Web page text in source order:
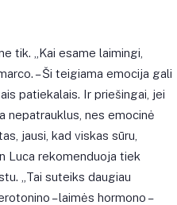
tik. „Kai esame laimingi,
– Ši teigiama emocija gali
patiekalais. Ir priešingai, jei
nepatrauklus, nes emocinė
jausi, kad viskas sūru,
Luca rekomenduoja tiek
„Tai suteiks daugiau
– laimės hormono –